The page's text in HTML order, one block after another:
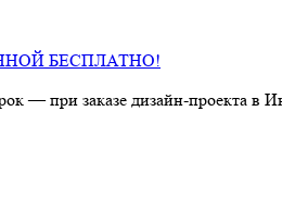
БЕСПЛАТНО!
— при заказе дизайн‑проекта в